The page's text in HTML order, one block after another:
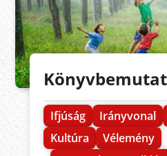
Ifjúság Irányvonal
Kultúra
Vélemény